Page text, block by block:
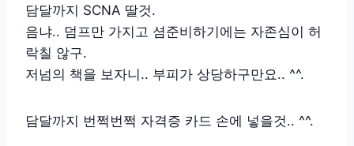
담달까지 SCNA 딸것.
음냐.. 덤프만 가지고 셤준비하기에는 자존심이 허
락칠 않구.
저넘의 책을 보자니.. 부피가 상당하구만요.. ^^.
담달까지 번쩍번쩍 자격증 카드 손에 넣을것.. ^^.